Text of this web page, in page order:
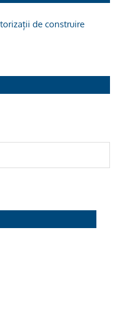
de construire